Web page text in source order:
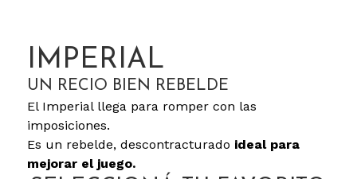
IMPERIAL
UN RECIO BIEN REBELDE
El Imperial llega para romper con las
imposiciones.
Es un rebelde, descontracturado ideal para
mejorar el juego.